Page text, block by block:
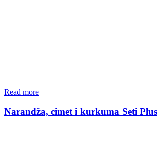
Read more
Narandža, cimet i kurkuma Seti Plus